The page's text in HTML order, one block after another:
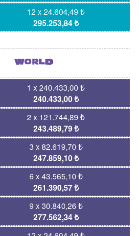
12 x 24.604,49 ₺
295.253,84 ₺
1 x 240.433,00 ₺
240.433,00 ₺
2 x 121.744,89 ₺
243.489,79 ₺
3 x 82.619,70 ₺
247.859,10 ₺
6 x 43.565,10 ₺
261.390,57 ₺
9 x 30.840,26 ₺
277.562,34 ₺